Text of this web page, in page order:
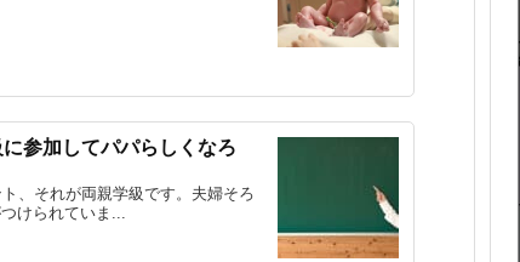
参加してパパらしくなろ
、それが両親学級です。夫婦そろ
けられていま...